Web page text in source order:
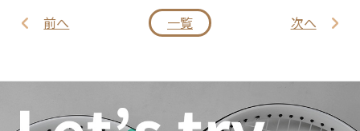
前へ 一覧 次へ